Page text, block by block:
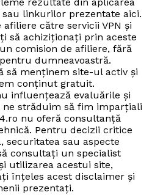
rezultate din aplicarea
linkurilor prezentate aici.
către servicii VPN și
să achiziționați prin aceste
comision de afiliere, fără
dumneavoastră.
să menținem site-ul activ și
conținut gratuit.
influențează evaluările și
ne străduim să fim imparțiali
nu oferă consultanță
Pentru decizii critice
securitatea sau aspecte
consultați un specialist
utilizarea acestui site,
înțeles acest disclaimer și
prezentați.